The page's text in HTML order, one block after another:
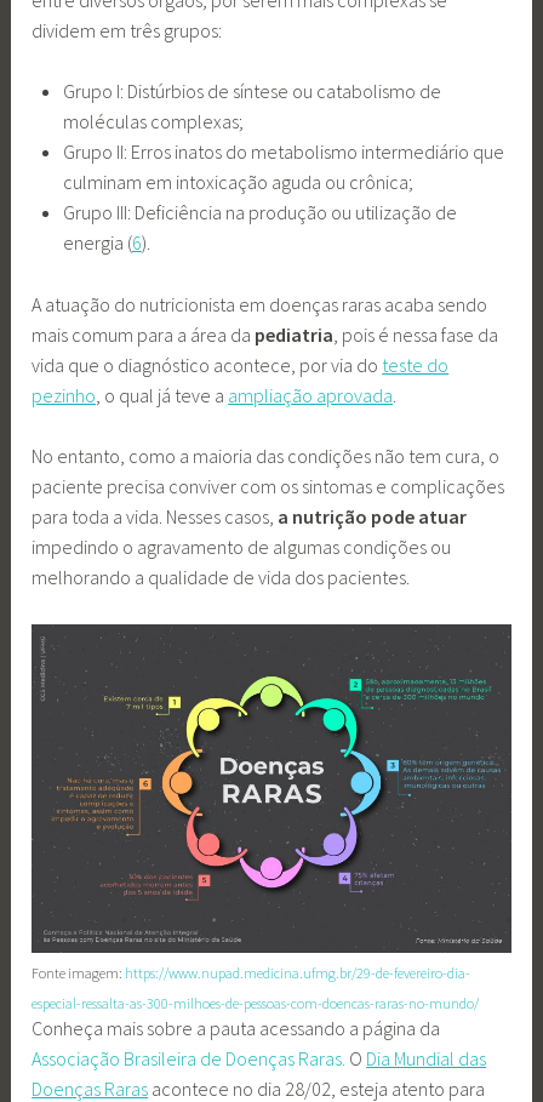
dividem em três grupos:
Grupo I: Distúrbios de síntese ou catabolismo de
moléculas complexas;
Grupo II: Erros inatos do metabolismo intermediário que
culminam em intoxicação aguda ou crônica;
Grupo III: Deficiência na produção ou utilização de
energia (6).
A atuação do nutricionista em doenças raras acaba sendo
mais comum para a área da pediatria , pois é nessa fase da
vida que o diagnóstico acontece, por via do teste do
pezinho , o qual já teve a ampliação aprovada
No entanto, como a maioria das condições não tem cura, o
paciente precisa conviver com os sintomas e complicações
para toda a vida. Nesses casos, a nutrição pode atuar
impedindo o agravamento de algumas condições ou
melhorando a qualidade de vida dos pacientes.
Fonte imagem: https://www.nupad.medicina.ufmg.br/29-de-fevereiro-dia-
especial-ressalta-as-300-milhoes-de-pessoas-com-doencas-raras-no-mundo/
Conheça mais sobre a pauta acessando a página da
Associação Brasileira de Doenças Raras. O Dia Mundial das
Doenças Raras acontece no dia 28/02, esteja atento para